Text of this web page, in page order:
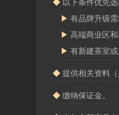
◆ 以下条件优先选
▶ 有品牌升级
▶ 高端商业区
▶ 有新建茶室
◆ 提供相关资料
◆ 缴纳保证金。